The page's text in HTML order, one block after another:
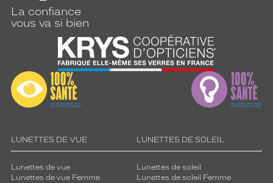
La confiance
vous va si bien
LUNETTES DE VUE
Lunettes de vue
Lunettes de vue Femme
LUNETTES DE SOLEIL
Lunettes de soleil
Lunettes de soleil Femme